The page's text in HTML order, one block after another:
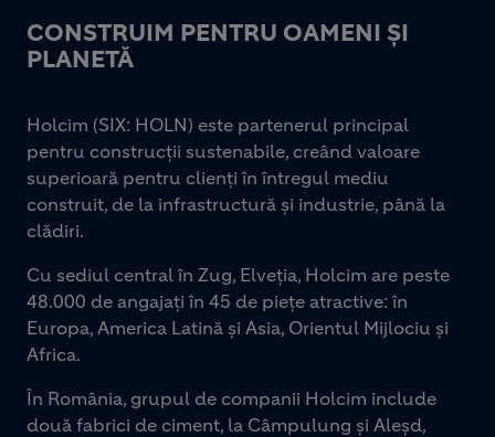
CONSTRUIM PENTRU OAMENI ȘI
PLANETĂ
Holcim (SIX: HOLN) este partenerul principal
pentru construcții sustenabile, creând valoare
superioară pentru clienți în întregul mediu
construit, de la infrastructură și industrie, până la
clădiri.
Cu sediul central în Zug, Elveția, Holcim are peste
48.000 de angajați în 45 de piețe atractive: în
Europa, America Latină și Asia, Orientul Mijlociu și
Africa.
În România, grupul de companii Holcim include
două fabrici de ciment, la Câmpulung și Aleșd,